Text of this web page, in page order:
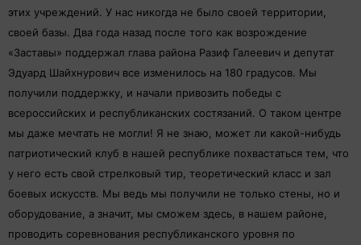
этих учреждений. У нас никогда не было своей территории,
своей базы. Два года назад после того как возрождение
«Заставы» поддержал глава района Разиф Галеевич и депутат
Эдуард Шайхнурович все изменилось на 180 градусов. Мы
получили поддержку, и начали привозить победы с
всероссийских и республиканских состязаний. О таком центре
мы даже мечтать не могли! Я не знаю, может ли какой-нибудь
патриотический клуб в нашей республике похвастаться тем, что
у него есть свой стрелковый тир, теоретический класс и зал
боевых искусств. Мы ведь мы получили не только стены, но и
оборудование, а значит, мы сможем здесь, в нашем районе,
проводить соревнования республиканского уровня по